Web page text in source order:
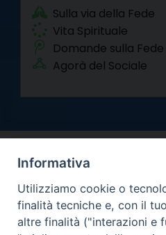
Sulla via della Fede
Vita Spirituale
Domande sulla Fede
Agorà del Sociale
Arcidiocesi
Informativa
Utilizziamo cookie o
finalità tecniche e, con il
altre finalità ("interazioni e